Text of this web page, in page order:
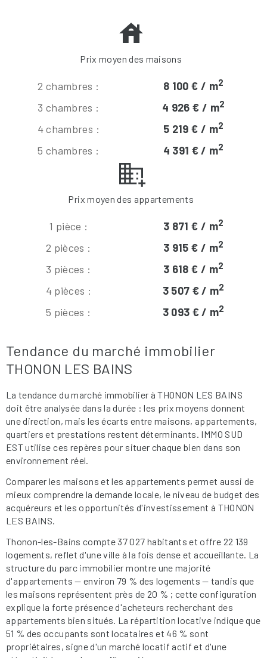
Prix moyen des maisons
2 chambres : 8 100 € / m2
3 chambres : 4 926 € / m2
4 chambres : 5 219 € / m2
5 chambres : 4 391 € / m2
Prix moyen des appartements
1 pièce : 3 871 € / m2
2 pièces : 3 915 € / m2
3 pièces : 3 618 € / m2
4 pièces : 3 507 € / m2
5 pièces : 3 093 € / m2
Tendance du marché immobilier
THONON LES BAINS
La tendance du marché immobilier à THONON LES BAINS
doit être analysée dans la durée : les prix moyens donnent
une direction, mais les écarts entre maisons, appartements,
quartiers et prestations restent déterminants. IMMO SUD
EST utilise ces repères pour situer chaque bien dans son
environnement réel.
Comparer les maisons et les appartements permet aussi de
mieux comprendre la demande locale, le niveau de budget des
acquéreurs et les opportunités d'investissement à THONON
LES BAINS.
Thonon-les-Bains compte 37 027 habitants et offre 22 139
logements, reflet d'une ville à la fois dense et accueillante. La
structure du parc immobilier montre une majorité
d'appartements — environ 79 % des logements — tandis que
les maisons représentent près de 20 % ; cette configuration
explique la forte présence d'acheteurs recherchant des
appartements bien situés. La répartition locative indique que
51 % des occupants sont locataires et 46 % sont
propriétaires, signe d'un marché locatif actif et d'une